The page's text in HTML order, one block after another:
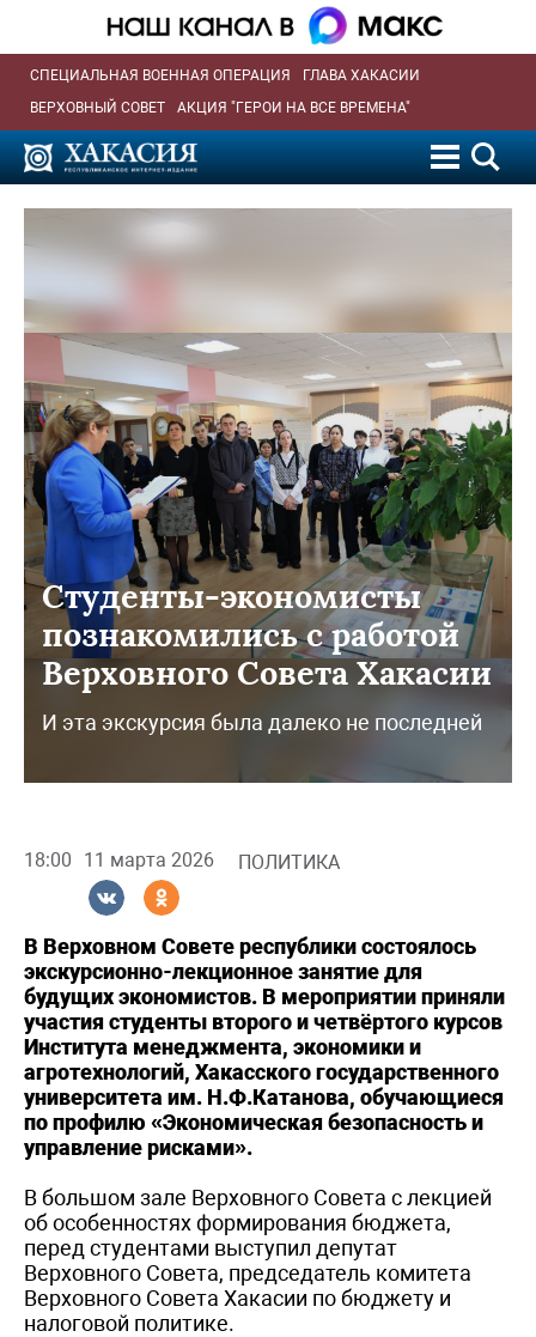
СПЕЦИАЛЬНАЯ ВОЕННАЯ ОПЕРАЦИЯ
ГЛАВА ХАКАСИИ
ВЕРХОВНЫЙ СОВЕТ
АКЦИЯ "ГЕРОИ НА ВСЕ ВРЕМЕНА"
Студенты-экономисты
познакомились с работой
Верховного Совета Хакасии
И эта экскурсия была далеко не последней
18:00 11 марта 2026 ПОЛИТИКА
В Верховном Совете республики состоялось
экскурсионно-лекционное занятие для
будущих экономистов. В мероприятии приняли
участия студенты второго и четвёртого курсов
Института менеджмента, экономики и
агротехнологий, Хакасского государственного
университета им. Н.Ф.Катанова, обучающиеся
по профилю «Экономическая безопасность и
управление рисками».
В большом зале Верховного Совета с лекцией
об особенностях формирования бюджета,
перед студентами выступил депутат
Верховного Совета, председатель комитета
Верховного Совета Хакасии по бюджету и
налоговой политике.